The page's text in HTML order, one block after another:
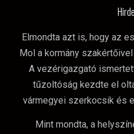
Elmondta azt is, hogy az
Mol a kormány
A vezérigazgató
tűzoltóság kezdte el
vármegyei szerkocsik és
Mint mondta, a